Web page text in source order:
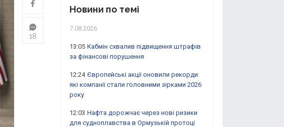
18
Новини по темі
7.08.2026
13:05 Кабмін схвалив підвищення штрафів
за фінансові порушення
12:24 Європейські акції оновили рекорди:
які компанії стали головними зірками 2026
року
12:03 Нафта дорожчає через нові ризики
для судноплавства в Ормузькій протоці